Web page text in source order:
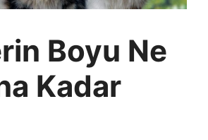
Boyu Ne
Kadar